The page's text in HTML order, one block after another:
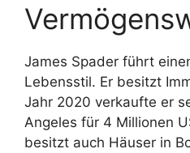
James Spader führt
Lebensstil. Er besitzt
Jahr 2020 verkaufte er
Angeles für 4 Millionen
besitzt auch Häuser in